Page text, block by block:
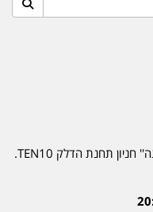
האילן 4 אור עקיבא - מתחם העסקים ''מבנה'' חניון תחנת הדלק TEN10.